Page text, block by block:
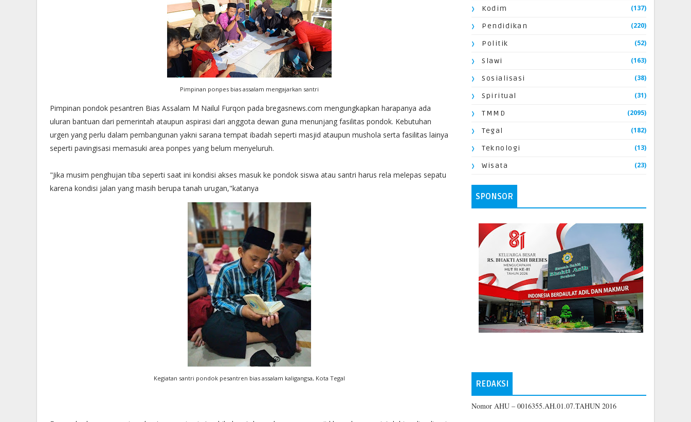
Pimpinan ponpes bias assalam mengajarkan santri
Pimpinan pondok pesantren Bias Assalam M Nailul Furqon pada bregasnews.com mengungkapkan harapanya ada
uluran bantuan dari pemerintah ataupun aspirasi dari anggota dewan guna menunjang fasilitas pondok. Kebutuhan
urgen yang perlu dalam pembangunan yakni sarana tempat ibadah seperti masjid ataupun mushola serta fasilitas lainya
seperti pavingisasi memasuki area ponpes yang belum menyeluruh.
"Jika musim penghujan tiba seperti saat ini kondisi akses masuk ke pondok siswa atau santri harus rela melepas sepatu
karena kondisi jalan yang masih berupa tanah urugan,"katanya
Kegiatan santri pondok pesantren bias assalam kaligangsa, Kota Tegal
Kodim (137)
Pendidikan (220)
Politik (52)
Slawi (163)
Sosialisasi (38)
Spiritual (31)
TMMD (2095)
Tegal (182)
Teknologi (13)
Wisata (23)
SPONSOR
REDAKSI
Nomor AHU – 0016355.AH.01.07.TAHUN 2016